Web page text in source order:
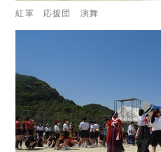
紅軍 応援団 演舞